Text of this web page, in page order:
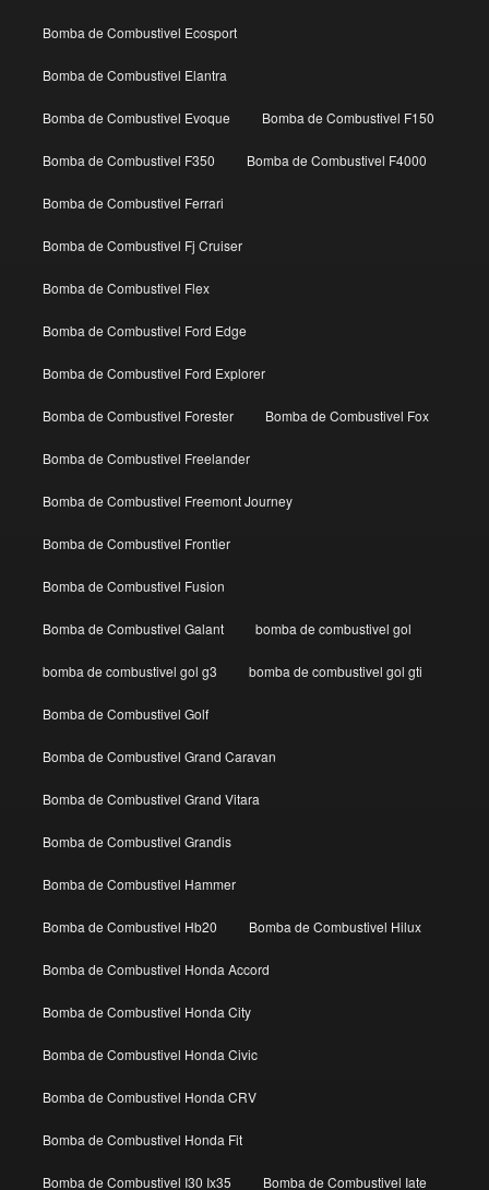
Bomba de Combustivel Ecosport
Bomba de Combustivel Elantra
Bomba de Combustivel Evoque Bomba de Combustivel F150
Bomba de Combustivel F350 Bomba de Combustivel F4000
Bomba de Combustivel Ferrari
Bomba de Combustivel Fj Cruiser
Bomba de Combustivel Flex
Bomba de Combustivel Ford Edge
Bomba de Combustivel Ford Explorer
Bomba de Combustivel Forester Bomba de Combustivel Fox
Bomba de Combustivel Freelander
Bomba de Combustivel Freemont Journey
Bomba de Combustivel Frontier
Bomba de Combustivel Fusion
Bomba de Combustivel Galant bomba de combustivel gol
bomba de combustivel gol g3 bomba de combustivel gol gti
Bomba de Combustivel Golf
Bomba de Combustivel Grand Caravan
Bomba de Combustivel Grand Vitara
Bomba de Combustivel Grandis
Bomba de Combustivel Hammer
Bomba de Combustivel Hb20 Bomba de Combustivel Hilux
Bomba de Combustivel Honda Accord
Bomba de Combustivel Honda City
Bomba de Combustivel Honda Civic
Bomba de Combustivel Honda CRV
Bomba de Combustivel Honda Fit
Bomba de Combustivel I30 Ix35 Bomba de Combustivel Iate